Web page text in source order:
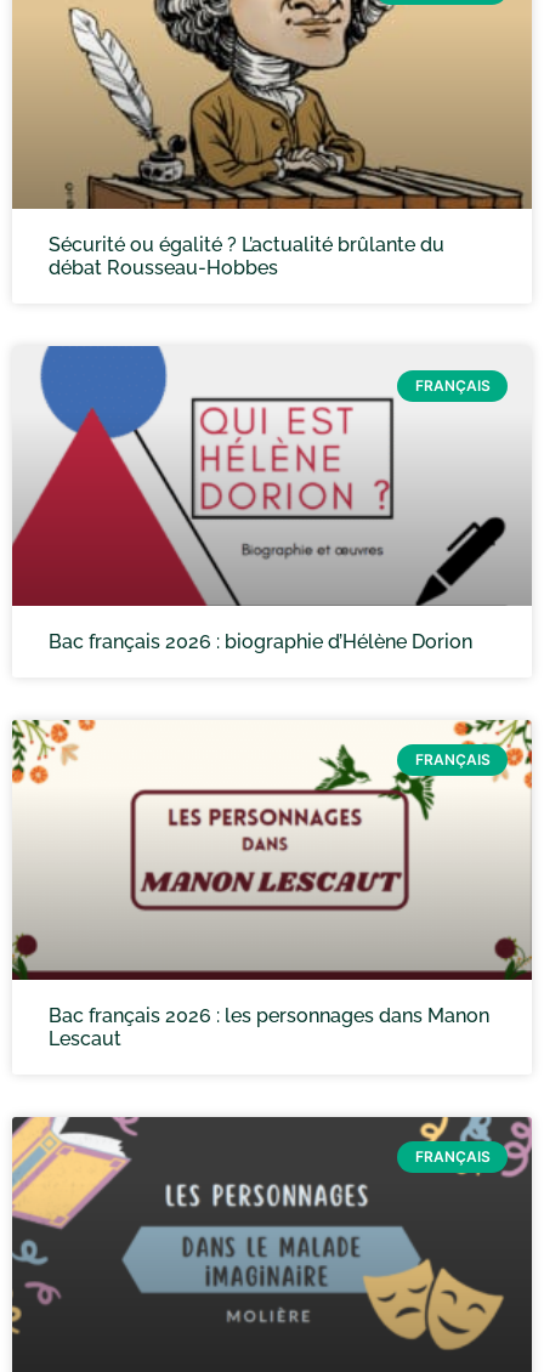
Sécurité ou égalité ? L’actualité brûlante du
débat Rousseau-Hobbes
FRANÇAIS
Bac français 2026 : biographie d’Hélène Dorion
FRANÇAIS
Bac français 2026 : les personnages dans Manon
Lescaut
FRANÇAIS